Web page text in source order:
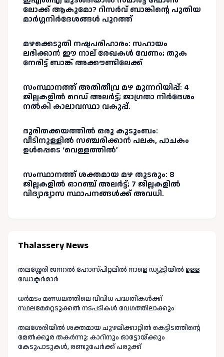
ലോക്ക് ആകുമോ? റിസർവ് ബാങ്കിന്റെ പുതിയ
മാർഗ്ഗനിർദേശങ്ങൾ പുറത്ത്
മഴക്കെടുതി നഷ്ടപരിഹാരം: സഹായം
ലഭിക്കാൻ ഈ നാല് രേഖകൾ വേണം; തുക
നേരിട്ട് ബാങ്ക് അക്കൗണ്ടിലേക്ക്
സംസ്ഥാനത്ത് അതിതീവ്ര മഴ മുന്നറിയിപ്പ്: 4
ജില്ലകളിൽ റെഡ് അലർട്ട്; ജാഗ്രതാ നിർദേശം
നൽകി കാലാവസ്ഥാ വകുപ്പ്.
ദുരിതക്കയത്തിൽ ഒരു കുടുംബം:
വീടിനുള്ളിൽ സഞ്ചരിക്കാൻ പലക, പാചകം
ഉൾപ്പെടെ ‘വെള്ളത്തിൽ’
സംസ്ഥാനത്ത് ശക്തമായ മഴ തുടരും: 8
ജില്ലകളിൽ ഓറഞ്ച് അലർട്ട്; 7 ജില്ലകളിൽ
വിദ്യാഭ്യാസ സ്ഥാപനങ്ങൾക്ക് അവധി.
Thalassery News
തലശ്ശേരി ജനറൽ ഹോസ്പിറ്റലിൽ നാളെ ഡ്യൂട്ടിയിൽ ഉള്ള
ഡോക്ടർമാർ
ധർമടം മണ്ഡലത്തിലെ വിവിധ പദ്ധതികൾക്ക്
സ്ഥലമേറ്റെടുക്കൽ നടപടികൾ വേഗത്തിലാക്കും
തലശേരിയിൽ ശക്തമായ ചുഴലിക്കാറ്റിൽ കെട്ടിടത്തിന്റെ
മേൽക്കൂര തകർന്നു: കാറിനും ഓട്ടോയ്ക്കും
കേടുപാടുകൾ, രണ്ടുപേർക്ക് പരുക്ക്